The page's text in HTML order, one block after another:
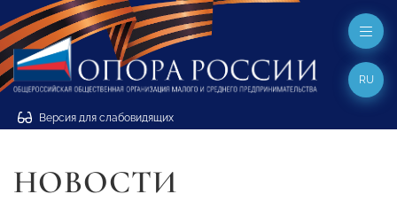
Версия для слабовидящих
RU
НОВОСТИ